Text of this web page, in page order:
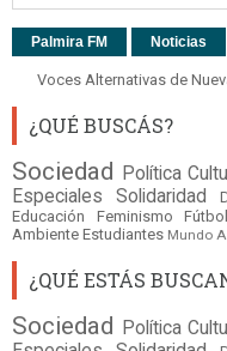
Palmira FM Noticias
Voces Alternativas de
¿QUÉ BUSCÁS?
Sociedad Política
Especiales
Solidaridad
Educación
Feminismo Fútbol
Ambiente Estudiantes Mundo
¿QUÉ ESTÁS
Sociedad Política